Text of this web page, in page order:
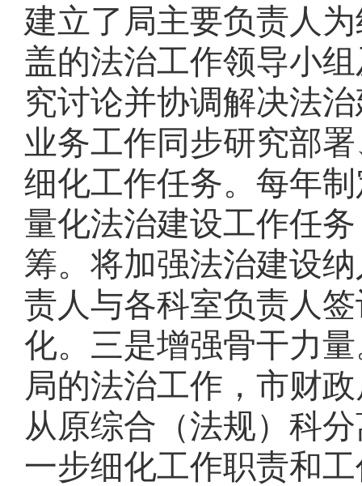
建立了局主要负责人
盖的法治工作领导小
究讨论并协调解决法
业务工作同步研究部
细化工作任务。 每年
量化法治建设工作任
筹。将加强法治建设
责人与各科室负责人
化。 三是增强骨干力
局的法治工作，市财
从原综合（法规）科
一步细化工作职责和